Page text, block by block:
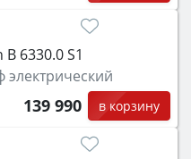
6330.0 S1
139 990 в корзину